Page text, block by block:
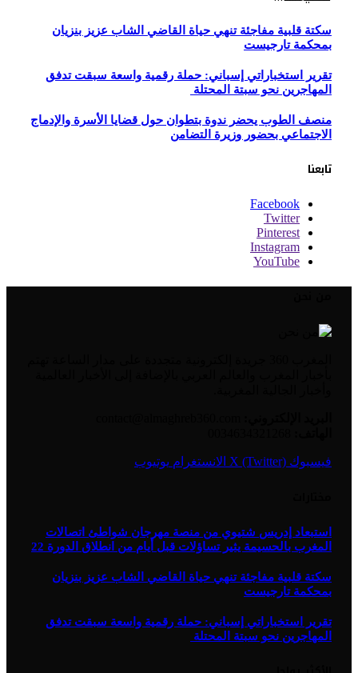
سكتة قلبية مفاجئة تنهي حياة القاضي الشاب عزيز بنزيان
بمحكمة تارجيست
تقرير استخباراتي إسباني: حملة رقمية واسعة سبقت تدفق
المهاجرين نحو سبتة المحتلة
منصف الطوب يحضر ندوة بتطوان حول قضايا الأسرة والإدماج
الاجتماعي بحضور وزيرة التضامن
تابعنا
Facebook
Twitter
Pinterest
Instagram
YouTube
فيسبوك X (Twitter) الانستغرام يوتيوب
استبعاد إدريس شتيوي من منصة مهرجان شواطئ اتصالات
المغرب بالحسيمة يثير تساؤلات قبل أيام من انطلاق الدورة 22
سكتة قلبية مفاجئة تنهي حياة القاضي الشاب عزيز بنزيان
بمحكمة تارجيست
تقرير استخباراتي إسباني: حملة رقمية واسعة سبقت تدفق
المهاجرين نحو سبتة المحتلة